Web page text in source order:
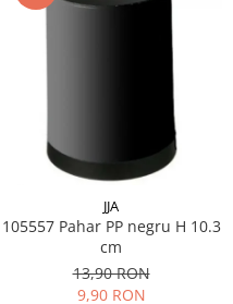
JJA
105557 Pahar PP negru H 10.3
cm
13,90 RON
9,90 RON